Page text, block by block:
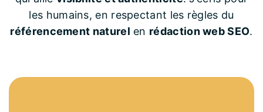
les humains, en respectant les règles du
référencement naturel en rédaction web SEO.